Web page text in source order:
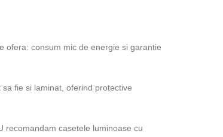
ofera: consum mic de energie si garantie
fie si laminat, oferind protective
recomandam casetele luminoase cu